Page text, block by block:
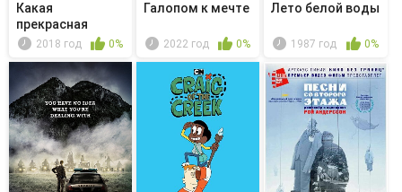
Какая
прекрасная
семья 3
2018 год 0%
Галопом к мечте
2022 год 0%
Лето белой воды
1987 год 0%